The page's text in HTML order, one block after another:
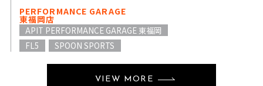
PERFORMANCE GARAGE
東福岡店
APIT PERFORMANCE GARAGE 東福岡
FL5
SPOON SPORTS
VIEW MORE